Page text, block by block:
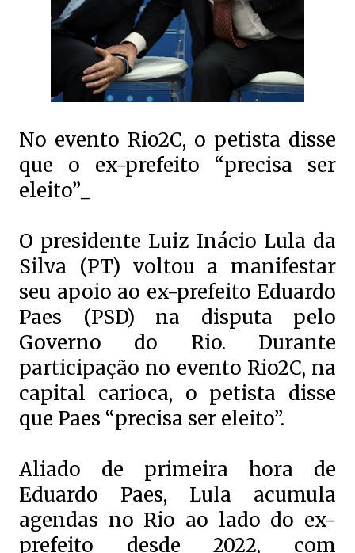
No evento Rio2C, o petista disse
que o ex-prefeito “precisa ser
eleito”_
O presidente Luiz Inácio Lula da
Silva (PT) voltou a manifestar
seu apoio ao ex-prefeito Eduardo
Paes (PSD) na disputa pelo
Governo do Rio. Durante
participação no evento Rio2C, na
capital carioca, o petista disse
que Paes “precisa ser eleito”.
Aliado de primeira hora de
Eduardo Paes, Lula acumula
agendas no Rio ao lado do ex-
prefeito desde 2022, com